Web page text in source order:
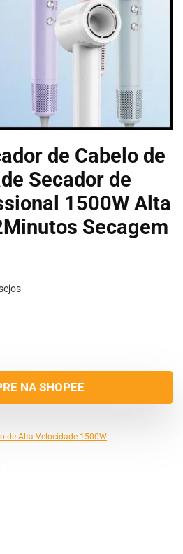
de Cabelo de
Secador de
1500W Alta
Secagem
NA SHOPEE
de Alta Velocidade 1500W